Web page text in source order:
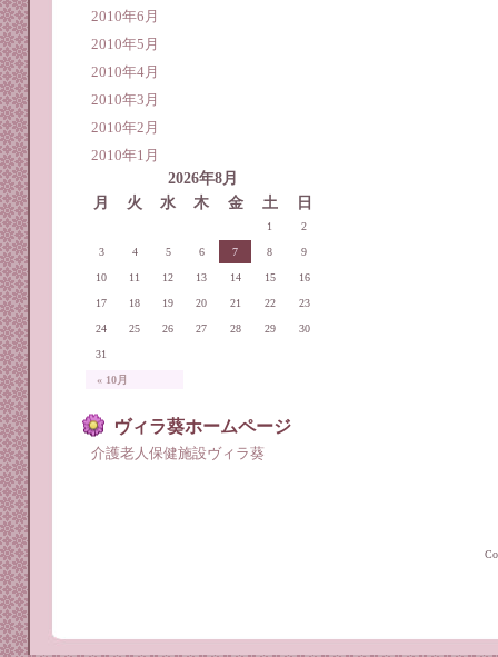
2010年6月
2010年5月
2010年4月
2010年3月
2010年2月
2010年1月
2026年8月
月
火 水 木 金 土 日
« 10月
1 2
3 4 5 6 7 8 9
10 11 12 13 14 15 16
17 18 19 20 21 22 23
24 25 26 27 28 29 30
31
ヴィラ葵ホームページ
介護老人保健施設ヴィラ葵